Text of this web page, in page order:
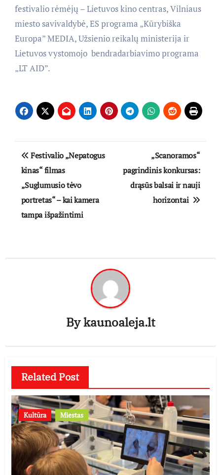
festivalio rėmėjų – Lietuvos kino centras, Vilniaus
miesto savivaldybė, ES programa „Kūrybiška
Europa” MEDIA, Užsienio reikalų ministerija ir
Lietuvos vystomojo bendradarbiavimo programa
„LT AID”.
Navigacija
tarp
įrašų
Festivalio „Nepatogus
kinas“ filmas
„Suglumusio tėvo
portretas“ – kai kamera
tampa išpažintimi
„Scanoramos“
pagrindinis konkursas:
drąsūs balsai ir nauji
horizontai
Bykaunoaleja.lt
Related Post
Kultūra Miestas